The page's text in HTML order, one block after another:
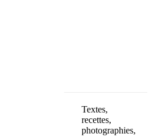
Textes,
recettes,
photographies,